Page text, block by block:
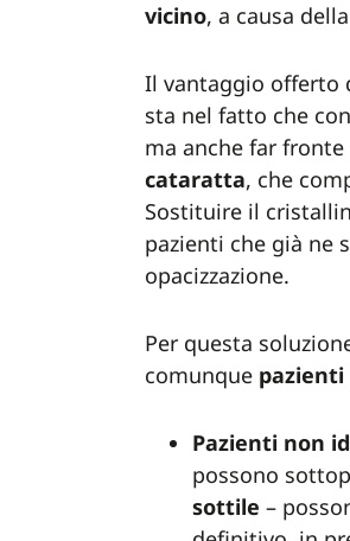
vicino, a causa della
Il vantaggio offerto
sta nel fatto che
ma anche far
cataratta, che
Sostituire il
pazienti che già ne
opacizzazione.
Per questa
comunque pazienti
Pazienti non
possono
sottile –